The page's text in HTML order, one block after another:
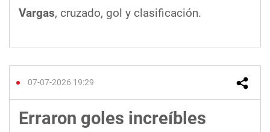
Vargas, cruzado, gol y clasificación.
07-07-2026 19:29
Erraron goles increíbles